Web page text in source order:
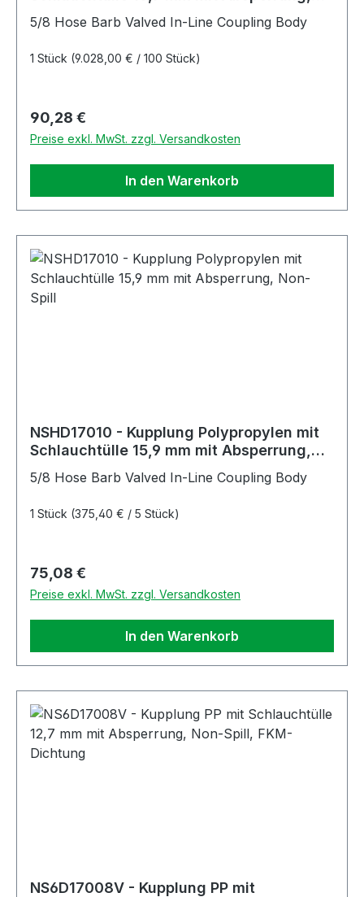
5/8 Hose Barb Valved In-Line Coupling Body
1 Stück (9.028,00 € / 100 Stück)
Regulärer Preis:
90,28 €
Preise exkl. MwSt. zzgl. Versandkosten
In den Warenkorb
NSHD17010 - Kupplung Polypropylen mit
Schlauchtülle 15,9 mm mit Absperrung,
5/8 Hose Barb Valved In-Line Coupling Body
1 Stück (375,40 € / 5 Stück)
Regulärer Preis:
75,08 €
Preise exkl. MwSt. zzgl. Versandkosten
In den Warenkorb
NS6D17008V - Kupplung PP mit